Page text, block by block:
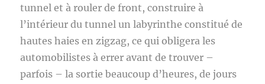
tunnel et à rouler de front, construire à
l’intérieur du tunnel un labyrinthe constitué de
hautes haies en zigzag, ce qui obligera les
automobilistes à errer avant de trouver –
parfois – la sortie beaucoup d’heures, de jours